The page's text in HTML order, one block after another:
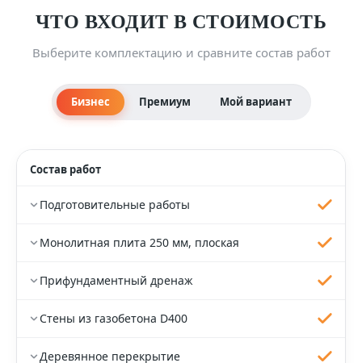
ЧТО ВХОДИТ В СТОИМОСТЬ
Выберите комплектацию и сравните состав работ
Бизнес Премиум Мой вариант
Состав работ
Подготовительные работы
Монолитная плита 250 мм, плоская
Прифундаментный дренаж
Стены из газобетона D400
Деревянное перекрытие